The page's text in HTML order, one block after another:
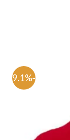
-69.1%